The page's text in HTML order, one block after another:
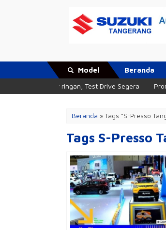
Model Beranda
Cicilan super ringan, Test Drive Segera
Beranda »Tags "S-Presso
Tags S-Presso